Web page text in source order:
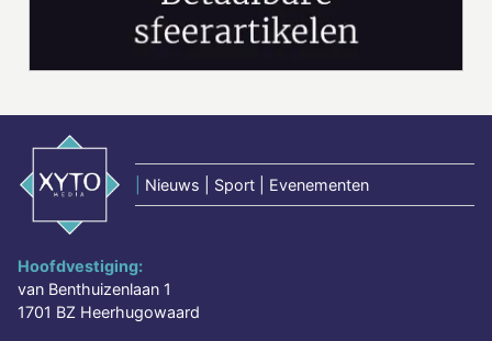
Nieuws | Sport | Evenementen
Hoofdvestiging:
van Benthuizenlaan 1
1701 BZ Heerhugowaard